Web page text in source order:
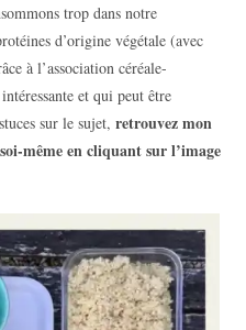
trop dans notre
d’origine végétale (avec
à l’association céréale-
et qui peut être
sur le sujet,retrouvez mon
même en cliquant sur l’image